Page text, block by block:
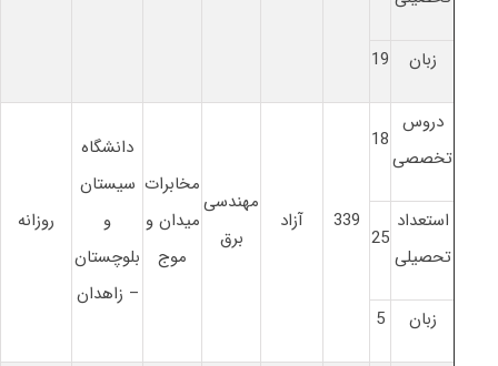
زبان 19
دروس
تخصصی
18
339 آزاد
مهندسی
برق
مخابرات
میدان و
موج
دانشگاه
سیستان
و
بلوچستان
– زاهدان
روزانه
استعداد
تحصیلی
25
زبان 5